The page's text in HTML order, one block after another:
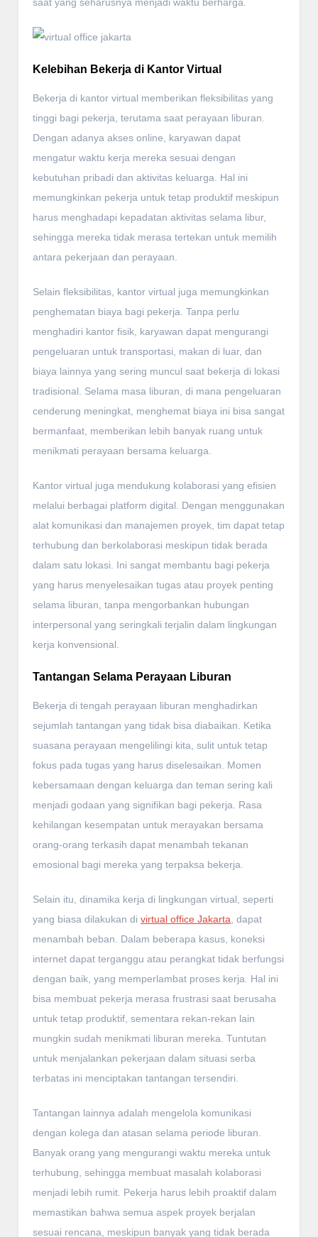
Kelebihan Bekerja di Kantor Virtual
Bekerja di kantor virtual memberikan fleksibilitas yang
tinggi bagi pekerja, terutama saat perayaan liburan.
Dengan adanya akses online, karyawan dapat
mengatur waktu kerja mereka sesuai dengan
kebutuhan pribadi dan aktivitas keluarga. Hal ini
memungkinkan pekerja untuk tetap produktif meskipun
harus menghadapi kepadatan aktivitas selama libur,
sehingga mereka tidak merasa tertekan untuk memilih
antara pekerjaan dan perayaan.
Selain fleksibilitas, kantor virtual juga memungkinkan
penghematan biaya bagi pekerja. Tanpa perlu
menghadiri kantor fisik, karyawan dapat mengurangi
pengeluaran untuk transportasi, makan di luar, dan
biaya lainnya yang sering muncul saat bekerja di lokasi
tradisional. Selama masa liburan, di mana pengeluaran
cenderung meningkat, menghemat biaya ini bisa sangat
bermanfaat, memberikan lebih banyak ruang untuk
menikmati perayaan bersama keluarga.
Kantor virtual juga mendukung kolaborasi yang efisien
melalui berbagai platform digital. Dengan menggunakan
alat komunikasi dan manajemen proyek, tim dapat tetap
terhubung dan berkolaborasi meskipun tidak berada
dalam satu lokasi. Ini sangat membantu bagi pekerja
yang harus menyelesaikan tugas atau proyek penting
selama liburan, tanpa mengorbankan hubungan
interpersonal yang seringkali terjalin dalam lingkungan
kerja konvensional.
Tantangan Selama Perayaan Liburan
Bekerja di tengah perayaan liburan menghadirkan
sejumlah tantangan yang tidak bisa diabaikan. Ketika
suasana perayaan mengelilingi kita, sulit untuk tetap
fokus pada tugas yang harus diselesaikan. Momen
kebersamaan dengan keluarga dan teman sering kali
menjadi godaan yang signifikan bagi pekerja. Rasa
kehilangan kesempatan untuk merayakan bersama
orang-orang terkasih dapat menambah tekanan
emosional bagi mereka yang terpaksa bekerja.
Selain itu, dinamika kerja di lingkungan virtual, seperti
yang biasa dilakukan divirtual office Jakarta , dapat
menambah beban. Dalam beberapa kasus, koneksi
internet dapat terganggu atau perangkat tidak berfungsi
dengan baik, yang memperlambat proses kerja. Hal ini
bisa membuat pekerja merasa frustrasi saat berusaha
untuk tetap produktif, sementara rekan-rekan lain
mungkin sudah menikmati liburan mereka. Tuntutan
untuk menjalankan pekerjaan dalam situasi serba
terbatas ini menciptakan tantangan tersendiri.
Tantangan lainnya adalah mengelola komunikasi
dengan kolega dan atasan selama periode liburan.
Banyak orang yang mengurangi waktu mereka untuk
terhubung, sehingga membuat masalah kolaborasi
menjadi lebih rumit. Pekerja harus lebih proaktif dalam
memastikan bahwa semua aspek proyek berjalan
sesuai rencana, meskipun banyak yang tidak berada